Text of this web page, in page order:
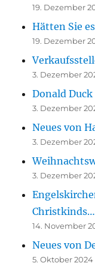
19. Dezember
Hätten Sie
19. Dezember
3. Dezember
Donald Duck
3. Dezember
Neues von
3. Dezember
3. Dezember
Christkinds…
14. November
Neues von
5. Oktober 2024